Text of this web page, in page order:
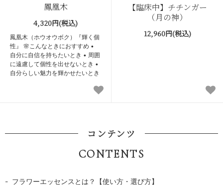
鳳凰木
4,320円(税込)
鳳凰木（ホウオウボク）『輝く個
性』 🌸こんなときにおすすめ •
自分に自信を持ちたいとき • 周囲
に遠慮して個性を出せないとき •
自分らしい魅力を輝かせたいとき
【臨床中】チチンガー
（月の神）
12,960円(税込)
コンテンツ
CONTENTS
フラワーエッセンスとは？【使い方・選び方】